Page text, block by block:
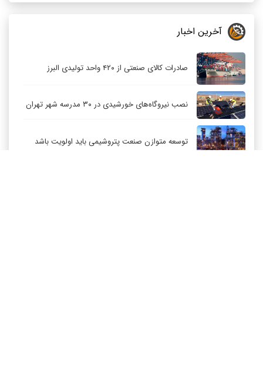
آخرین اخبار
صادرات کالای صنعتی از ۴۲۰ واحد تولیدی البرز
نصب نیروگاه‌های خورشیدی در ۳۰ مدرسه شهر تهران
توسعه متوازن صنعت پتروشیمی باید اولویت باشد